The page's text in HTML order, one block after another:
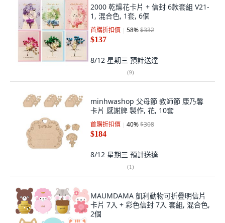
2000 乾燥花卡片 + 信封 6款套組 V21-
1, 混合色, 1套, 6個
首購折扣價 58%$332
$137
8/12 星期三 預計送達
(9)
minhwashop 父母節 教師節 康乃馨
卡片 感謝牌 製作, 花, 10套
首購折扣價 40%$308
$184
8/12 星期三 預計送達
(1)
MAUMDAMA 凱利動物可折疊明信片
卡片 7入 + 彩色信封 7入 套組, 混合色,
2個